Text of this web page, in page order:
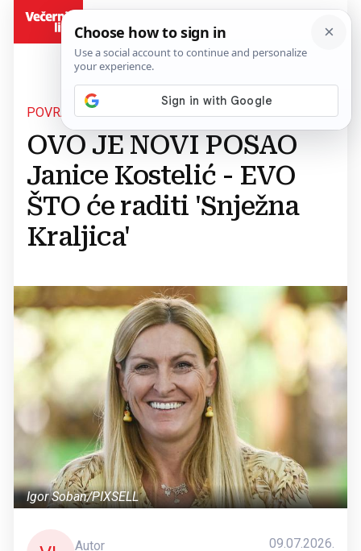
POVRATAK SPORSTKE IKONE
OVO JE NOVI POSAO
Janice Kostelić - EVO
ŠTO će raditi 'Snježna
Kraljica'
Igor Soban/PIXSELL
Autor
09.07.2026.